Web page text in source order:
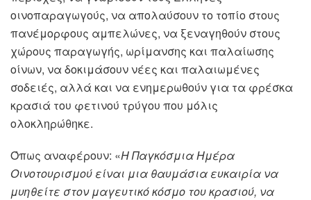
οινοπαραγωγούς, να απολαύσουν το τοπίο στους
πανέμορφους αμπελώνες, να ξεναγηθούν στους
χώρους παραγωγής, ωρίμανσης και παλαίωσης
οίνων, να δοκιμάσουν νέες και παλαιωμένες
σοδειές, αλλά και να ενημερωθούν για τα φρέσκα
κρασιά του φετινού τρύγου που μόλις
ολοκληρώθηκε.
Όπως αναφέρουν: «Η Παγκόσμια Ημέρα
Οινοτουρισμού είναι μια θαυμάσια ευκαιρία να
μυηθείτε στον μαγευτικό κόσμο του κρασιού, να